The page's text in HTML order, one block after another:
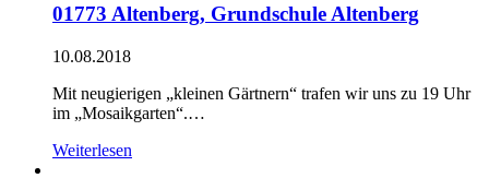
01773 Altenberg, Grundschule Altenberg
10.08.2018
Mit neugierigen „kleinen Gärtnern“ trafen wir uns zu 19 Uhr
im „Mosaikgarten“.…
Weiterlesen